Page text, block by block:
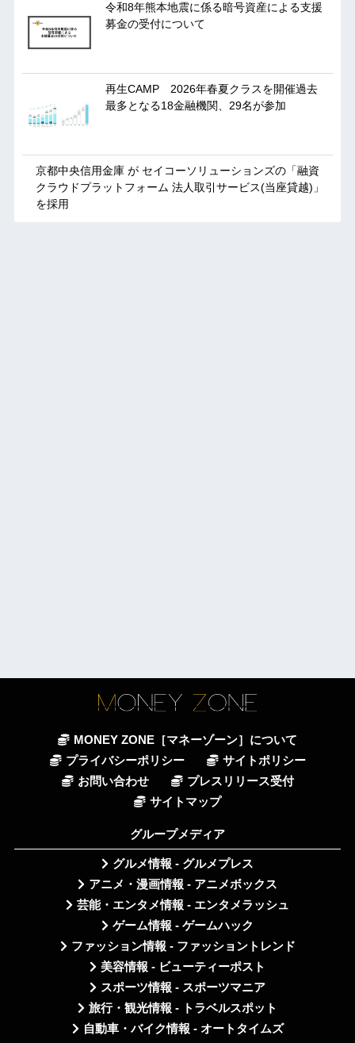
令和8年熊本地震に係る暗号資産による支援
募金の受付について
再生CAMP 2026年春夏クラスを開催過去
最多となる18金融機関、29名が参加
京都中央信用金庫 が セイコーソリューションズの「融資
クラウドプラットフォーム 法人取引サービス(当座貸越)」
を採用
MONEY ZONE［マネーゾーン］について
プライバシーポリシー
サイトポリシー
お問い合わせ
プレスリリース受付
サイトマップ
グループメディア
グルメ情報 - グルメプレス
アニメ・漫画情報 - アニメボックス
芸能・エンタメ情報 - エンタメラッシュ
ゲーム情報 - ゲームハック
ファッション情報 - ファッショントレンド
美容情報 - ビューティーポスト
スポーツ情報 - スポーツマニア
旅行・観光情報 - トラベルスポット
自動車・バイク情報 - オートタイムズ